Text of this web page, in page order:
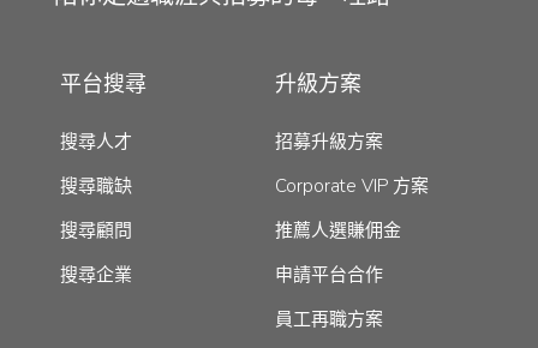
平台搜尋
搜尋人才
搜尋職缺
搜尋顧問
搜尋企業
升級方案
招募升級方案
Corporate VIP 方案
推薦人選賺佣金
申請平台合作
員工再職方案